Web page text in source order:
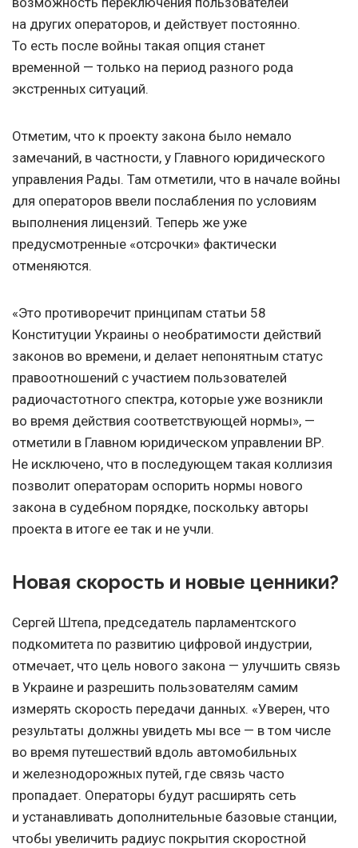
на других операторов, и действует постоянно.
То есть после войны такая опция станет
временной — только на период разного рода
экстренных ситуаций.
Отметим, что к проекту закона было немало
замечаний, в частности, у Главного юридического
управления Рады. Там отметили, что в начале войны
для операторов ввели послабления по условиям
выполнения лицензий. Теперь же уже
предусмотренные «отсрочки» фактически
отменяются.
«Это противоречит принципам статьи 58
Конституции Украины о необратимости действий
законов во времени, и делает непонятным статус
правоотношений с участием пользователей
радиочастотного спектра, которые уже возникли
во время действия соответствующей нормы», —
отметили в Главном юридическом управлении ВР.
Не исключено, что в последующем такая коллизия
позволит операторам оспорить нормы нового
закона в судебном порядке, поскольку авторы
проекта в итоге ее так и не учли.
Новая скорость и новые ценники?
Сергей Штепа, председатель парламентского
подкомитета по развитию цифровой индустрии,
отмечает, что цель нового закона — улучшить связь
в Украине и разрешить пользователям самим
измерять скорость передачи данных. «Уверен, что
результаты должны увидеть мы все — в том числе
во время путешествий вдоль автомобильных
и железнодорожных путей, где связь часто
пропадает. Операторы будут расширять сеть
и устанавливать дополнительные базовые станции,
чтобы увеличить радиус покрытия скоростной